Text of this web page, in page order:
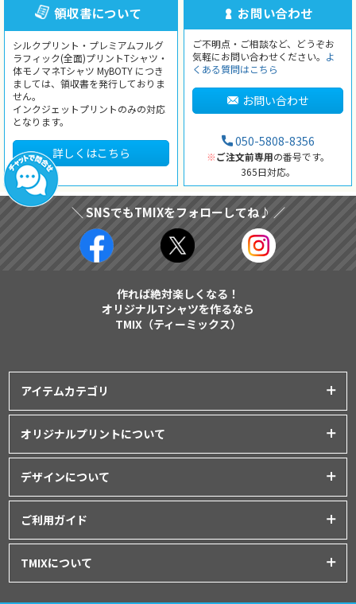
領収書について
シルクプリント・プレミアムフルグ
ラフィック(全面)プリントTシャツ・
体モノマネTシャツ MyBOTY につき
ましては、領収書を発行しておりま
せん。
インクジェットプリントのみの対応
となります。
詳しくはこちら
お問い合わせ
ご不明点・ご相談など、どうぞお
気軽にお問い合わせください。 よ
くある質問はこちら
お問い合わせ
050-5808-8356
※ご注文前専用の番号です。
365日対応。
＼ SNSでもTMIXをフォローしてね♪ ／
作れば絶対楽しくなる！
オリジナルTシャツを作るなら
TMIX（ティーミックス）
アイテムカテゴリ
ポロシャツ│ スポーツウェア
パーカー・スウェット│ベビー服
バッグ・ポーチ
シャツ│ユニフォーム│パンツ
グッズ│マグカップ・ボトル│キャップ
オリジナルプリントについて
シルクスクリーンプリント
昇華転写プリント
フルグラフィックプリント
デザインについて
デザインシミュレーター
データ入稿について
ご利用ガイド
TMIXについて